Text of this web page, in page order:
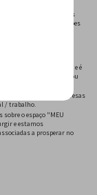
pessoal e recursos
úteis, não podemos
organização nem decisões
sempre desenvolvam
vigentes e adaptem
Lei de Direitos Autorais e é
ou distribuição, total ou
a sanções legais.
para ajudar as empresas
/ trabalho.
o espaço "MEU
e estamos
a prosperar no